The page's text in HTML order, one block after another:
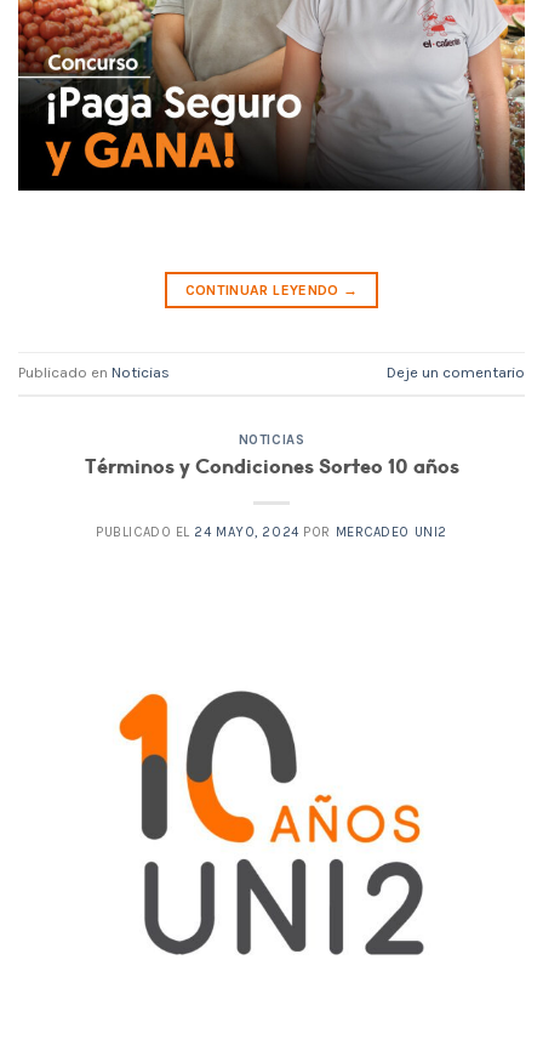
CONTINUAR LEYENDO →
Publicado en Noticias Deje un comentario
NOTICIAS
Términos y Condiciones Sorteo 10 años
PUBLICADO EL 24 MAYO, 2024POR MERCADEO UNI2